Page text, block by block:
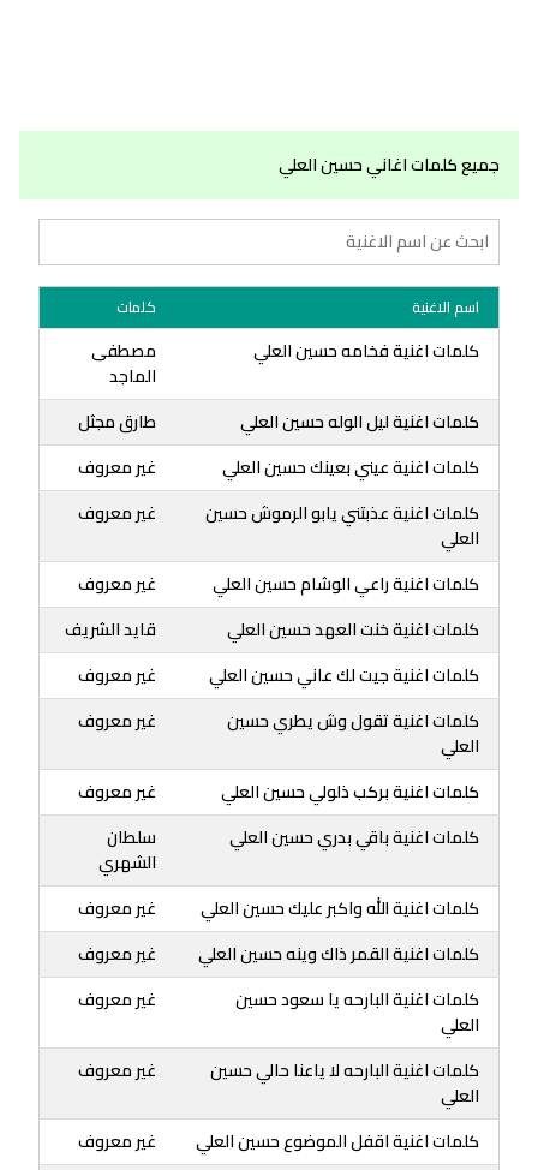
جميع كلمات اغاني حسين العلي
اسم الاغنية كلمات
كلمات اغنية فخامه حسين العلي
مصطفى
الماجد
كلمات اغنية ليل الوله حسين العلي
طارق مجثل
كلمات اغنية عيني بعينك حسين العلي
غير معروف
كلمات اغنية عذبتني يابو الرموش حسين
العلي
غير معروف
كلمات اغنية راعي الوشام حسين العلي
غير معروف
كلمات اغنية خنت العهد حسين العلي
قايد الشريف
كلمات اغنية جيت لك عاني حسين العلي
غير معروف
كلمات اغنية تقول وش يطري حسين
العلي
غير معروف
كلمات اغنية بركب ذلولي حسين العلي
غير معروف
كلمات اغنية باقي بدري حسين العلي
سلطان
الشهري
كلمات اغنية الله واكبر عليك حسين العلي
غير معروف
كلمات اغنية القمر ذاك وينه حسين العلي
غير معروف
كلمات اغنية البارحه يا سعود حسين
العلي
غير معروف
كلمات اغنية البارحه لا ياعنا حالي حسين
العلي
غير معروف
كلمات اغنية اقفل الموضوع حسين العلي غير معروف